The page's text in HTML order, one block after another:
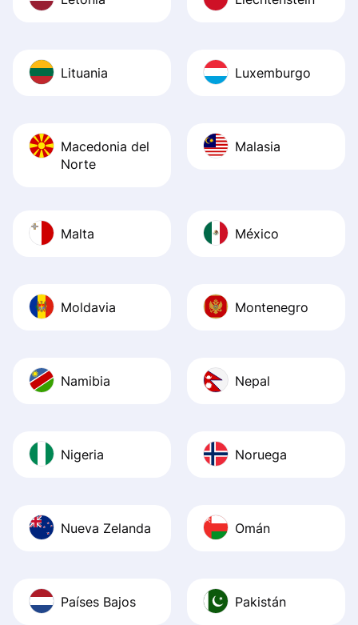
Lituania Luxemburgo
Macedonia del
Norte
Malasia
Malta México
Moldavia Montenegro
Namibia Nepal
Nigeria Noruega
Nueva Zelanda Omán
Países Bajos Pakistán